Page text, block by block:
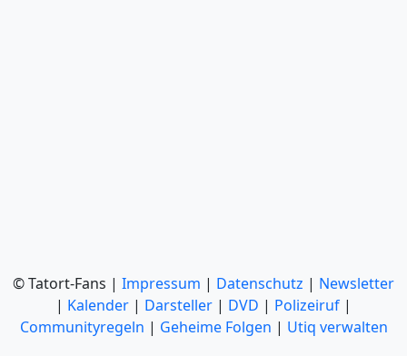
© Tatort-Fans | Impressum | Datenschutz | Newsletter
| Kalender | Darsteller | DVD | Polizeiruf |
Communityregeln | Geheime Folgen | Utiq verwalten